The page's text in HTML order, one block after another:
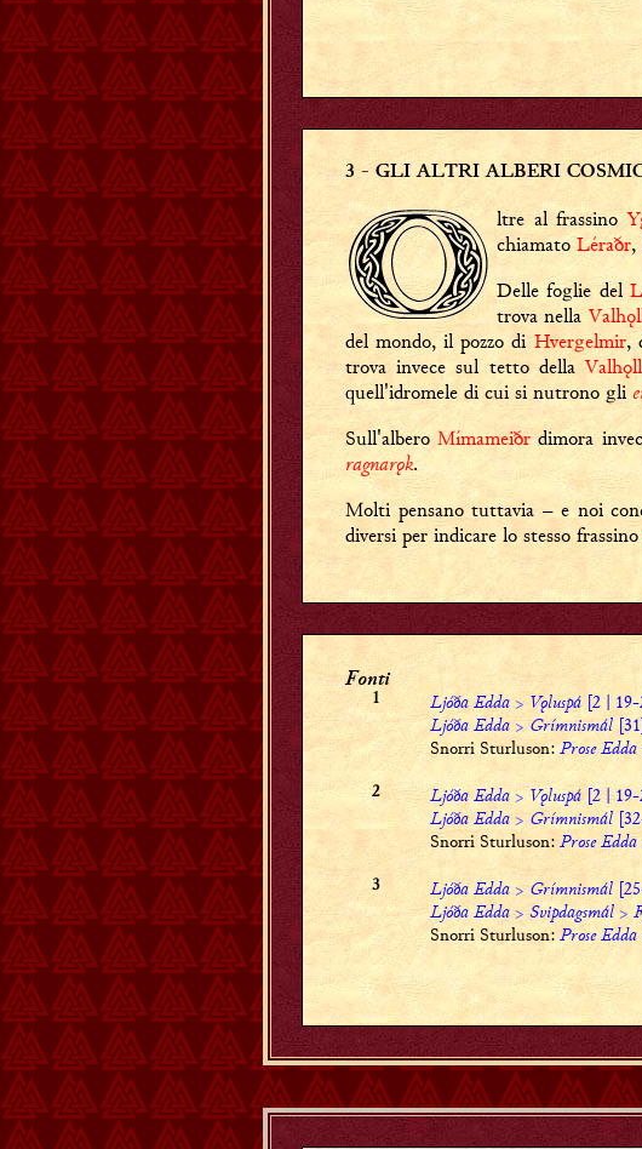
3 - GLI ALTRI ALBERI
ltre al frassino
chiamatoLéraðr
Delle foglie del
trova nella
del mondo, il pozzo di Hvergelmir,
trova invece sul tetto dellaValhǫll
quell'idromele di cui si nutrono gli
Sull'alberoMímameiðrdimora
ragnarǫk.
Molti pensano tuttavia – e noi
diversi per indicare lo stesso
Fonti
1 Ljóða Edda > Vǫluspá [2 |
Ljóða Edda> Grímnismál
Snorri Sturluson: Prose Edda
2 Ljóða Edda >Vǫluspá[2 | 19-
Ljóða Edda > Grímnismál
Snorri Sturluson: Prose Edda
3 Ljóða Edda > Grímnismál
Ljóða Edda>Svipdagsmál>
Snorri Sturluson: Prose Edda